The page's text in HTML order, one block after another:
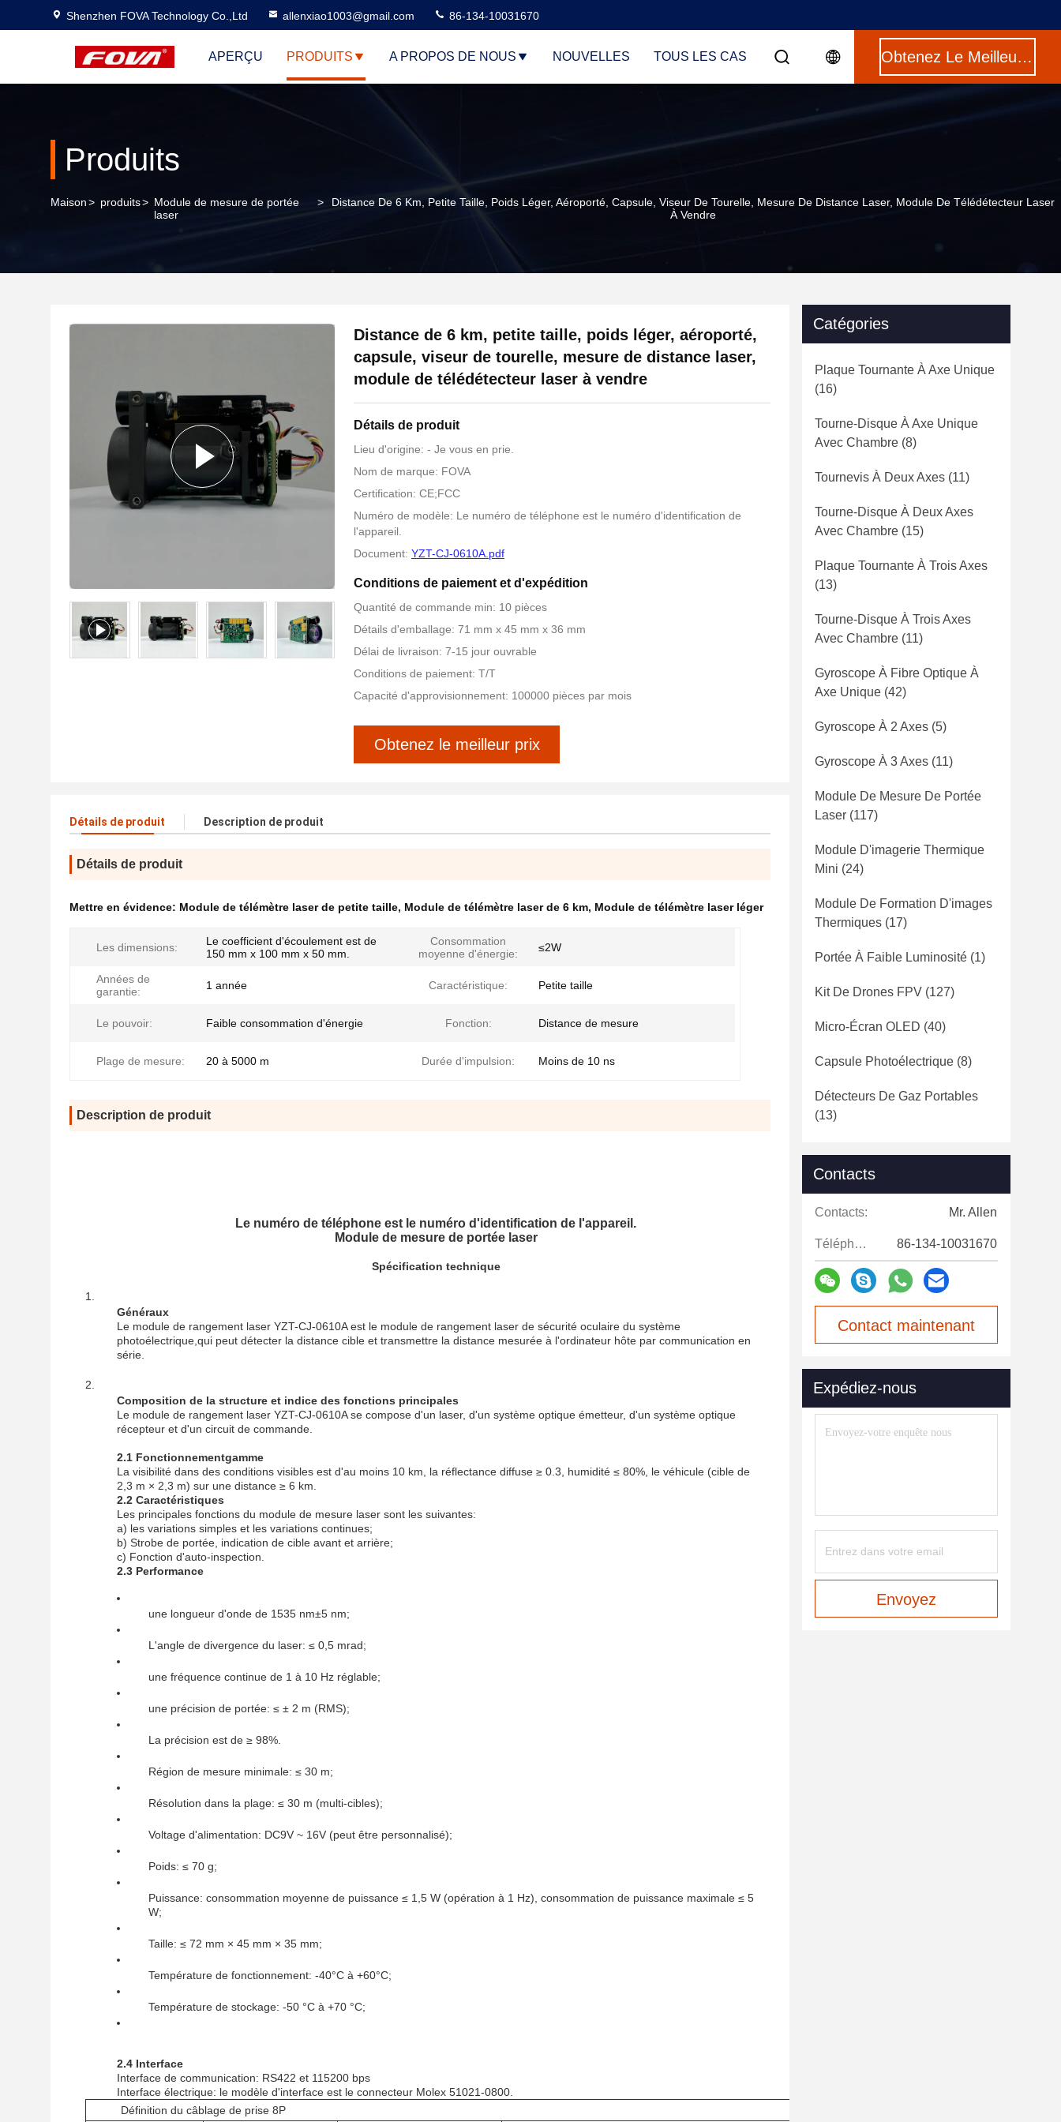
Shenzhen FOVA Technology Co.,Ltd allenxiao1003@gmail.com 86-134-10031670
APERÇU PRODUITS A PROPOS DE NOUS NOUVELLES TOUS LES CAS Obtenez Le Meilleur Prix
Produits
Maison> produits> Module de mesure de portée
laser
>
Distance De 6 Km, Petite Taille, Poids Léger, Aéroporté, Capsule, Viseur De Tourelle, Mesure De Distance Laser, Module De Télédétecteur Laser
À Vendre
Distance de 6 km, petite taille, poids léger, aéroporté,
capsule, viseur de tourelle, mesure de distance laser,
module de télédétecteur laser à vendre
Détails de produit
Lieu d'origine: - Je vous en prie.
Nom de marque: FOVA
Certification: CE;FCC
Numéro de modèle: Le numéro de téléphone est le numéro d'identification de
l'appareil.
Document: YZT-CJ-0610A.pdf
Conditions de paiement et d'expédition
Quantité de commande min: 10 pièces
Détails d'emballage: 71 mm x 45 mm x 36 mm
Délai de livraison: 7-15 jour ouvrable
Conditions de paiement: T/T
Capacité d'approvisionnement: 100000 pièces par mois
Obtenez le meilleur prix
Détails de produit Description de produit
Détails de produit
Mettre en évidence: Module de télémètre laser de petite taille, Module de télémètre laser de 6 km, Module de télémètre laser léger
Les dimensions:
Le coefficient d'écoulement est de
150 mm x 100 mm x 50 mm.
Consommation
moyenne d'énergie:
≤2W
Années de
garantie:
1 année Caractéristique: Petite taille
Le pouvoir: Faible consommation d'énergie Fonction: Distance de mesure
Plage de mesure: 20 à 5000 m Durée d'impulsion: Moins de 10 ns
Description de produit
Le numéro de téléphone est le numéro d'identification de l'appareil.
Module de mesure de portée laser
Spécification technique
Généraux
Le module de rangement laser YZT-CJ-0610A est le module de rangement laser de sécurité oculaire du système
photoélectrique,qui peut détecter la distance cible et transmettre la distance mesurée à l'ordinateur hôte par communication en
série.
Composition de la structure et indice des fonctions principales
Le module de rangement laser YZT-CJ-0610A se compose d'un laser, d'un système optique émetteur, d'un système optique
récepteur et d'un circuit de commande.
2.1 Fonctionnementgamme
La visibilité dans des conditions visibles est d'au moins 10 km, la réflectance diffuse ≥ 0.3, humidité ≤ 80%, le véhicule (cible de
2,3 m × 2,3 m) sur une distance ≥ 6 km.
2.2 Caractéristiques
Les principales fonctions du module de mesure laser sont les suivantes:
a) les variations simples et les variations continues;
b) Strobe de portée, indication de cible avant et arrière;
c) Fonction d'auto-inspection.
2.3 Performance
une longueur d'onde de 1535 nm±5 nm;
L'angle de divergence du laser: ≤ 0,5 mrad;
une fréquence continue de 1 à 10 Hz réglable;
une précision de portée: ≤ ± 2 m (RMS);
La précision est de ≥ 98%.
Région de mesure minimale: ≤ 30 m;
Résolution dans la plage: ≤ 30 m (multi-cibles);
Voltage d'alimentation: DC9V ~ 16V (peut être personnalisé);
Poids: ≤ 70 g;
Puissance: consommation moyenne de puissance ≤ 1,5 W (opération à 1 Hz), consommation de puissance maximale ≤ 5
W;
Taille: ≤ 72 mm × 45 mm × 35 mm;
Température de fonctionnement: -40°C à +60°C;
Température de stockage: -50 °C à +70 °C;
2.4 Interface
Interface de communication: RS422 et 115200 bps
Interface électrique: le modèle d'interface est le connecteur Molex 51021-0800.
Définition du câblage de prise 8P
Catégories
Plaque Tournante À Axe Unique
(16)
Tourne-Disque À Axe Unique
Avec Chambre (8)
Tournevis À Deux Axes (11)
Tourne-Disque À Deux Axes
Avec Chambre (15)
Plaque Tournante À Trois Axes
(13)
Tourne-Disque À Trois Axes
Avec Chambre (11)
Gyroscope À Fibre Optique À
Axe Unique (42)
Gyroscope À 2 Axes (5)
Gyroscope À 3 Axes (11)
Module De Mesure De Portée
Laser (117)
Module D'imagerie Thermique
Mini (24)
Module De Formation D'images
Thermiques (17)
Portée À Faible Luminosité (1)
Kit De Drones FPV (127)
Micro-Écran OLED (40)
Capsule Photoélectrique (8)
Détecteurs De Gaz Portables
(13)
Contacts
Contacts: Mr. Allen
Téléphone: 86-134-10031670
Contact maintenant
Expédiez-nous
Envoyez